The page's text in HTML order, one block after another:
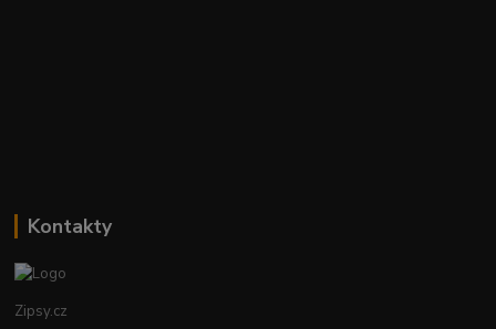
Kontakty
Zipsy.cz